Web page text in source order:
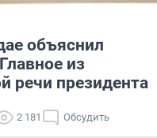
объяснил
из
речи президента
2 181 Обсудить